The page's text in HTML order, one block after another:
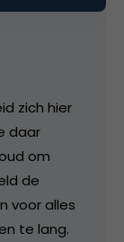
zich hier
daar
om
de
voor alles
te lang.